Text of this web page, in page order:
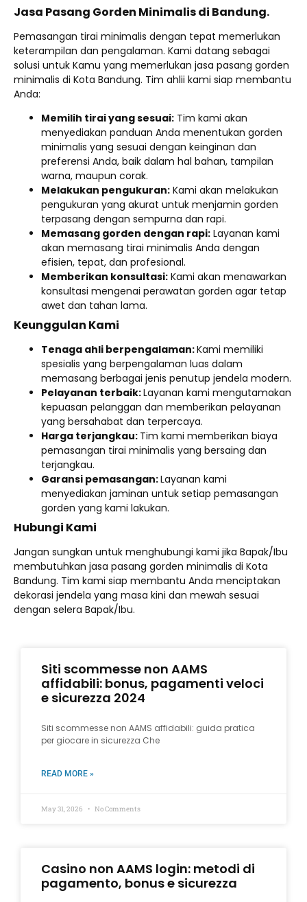
Jasa Pasang Gorden Minimalis di Bandung.
Pemasangan tirai minimalis dengan tepat memerlukan
keterampilan dan pengalaman. Kami datang sebagai
solusi untuk Kamu yang memerlukan jasa pasang gorden
minimalis di Kota Bandung. Tim ahlii kami siap membantu
Anda:
Memilih tirai yang sesuai: Tim kami akan
menyediakan panduan Anda menentukan gorden
minimalis yang sesuai dengan keinginan dan
preferensi Anda, baik dalam hal bahan, tampilan
warna, maupun corak.
Melakukan pengukuran: Kami akan melakukan
pengukuran yang akurat untuk menjamin gorden
terpasang dengan sempurna dan rapi.
Memasang gorden dengan rapi: Layanan kami
akan memasang tirai minimalis Anda dengan
efisien, tepat, dan profesional.
Memberikan konsultasi: Kami akan menawarkan
konsultasi mengenai perawatan gorden agar tetap
awet dan tahan lama.
Keunggulan Kami
Tenaga ahli berpengalaman:Kami memiliki
spesialis yang berpengalaman luas dalam
memasang berbagai jenis penutup jendela modern.
Pelayanan terbaik:Layanan kami mengutamakan
kepuasan pelanggan dan memberikan pelayanan
yang bersahabat dan terpercaya.
Harga terjangkau: Tim kami memberikan biaya
pemasangan tirai minimalis yang bersaing dan
terjangkau.
Garansi pemasangan:Layanan kami
menyediakan jaminan untuk setiap pemasangan
gorden yang kami lakukan.
Hubungi Kami
Jangan sungkan untuk menghubungi kami jika Bapak/Ibu
membutuhkan jasa pasang gorden minimalis di Kota
Bandung. Tim kami siap membantu Anda menciptakan
dekorasi jendela yang masa kini dan mewah sesuai
dengan selera Bapak/Ibu.
Siti scommesse non AAMS
affidabili: bonus, pagamenti veloci
e sicurezza 2024
Siti scommesse non AAMS affidabili: guida pratica
per giocare in sicurezza Che
READ MORE »
May 31, 2026 No Comments
Casino non AAMS login: metodi di
pagamento, bonus e sicurezza